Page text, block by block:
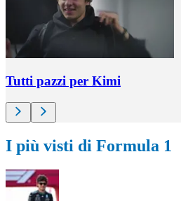
Tutti pazzi per Kimi
I più visti di Formula 1